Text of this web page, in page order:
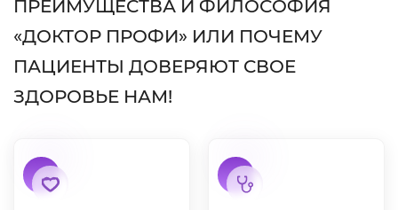
ПРЕИМУЩЕСТВА И ФИЛОСОФИЯ
«ДОКТОР ПРОФИ» ИЛИ ПОЧЕМУ
ПАЦИЕНТЫ ДОВЕРЯЮТ СВОЕ
ЗДОРОВЬЕ НАМ!